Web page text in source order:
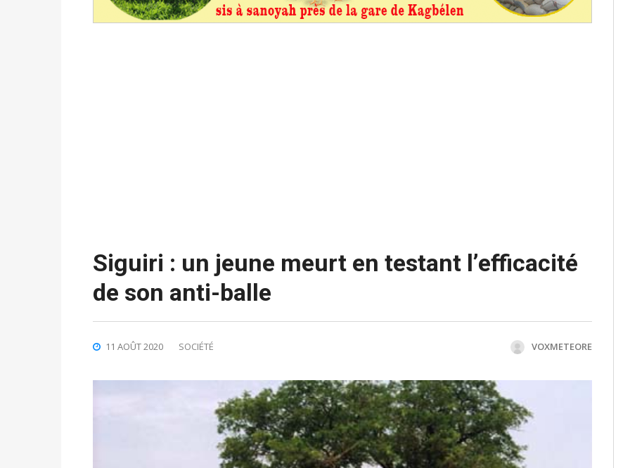
Politique-Suite de la publication des résultats partiels des élections de mai
Siguiri : un jeune meurt en testant l’efficacité
de son anti-balle
11 AOÛT 2020 SOCIÉTÉ VOXMETEORE